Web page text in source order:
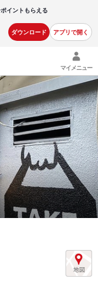
イントもらえる
ダウンロード アプリで開く
マイメニュー